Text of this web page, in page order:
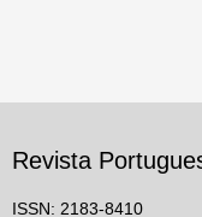
Revista
ISSN: 2183-8410